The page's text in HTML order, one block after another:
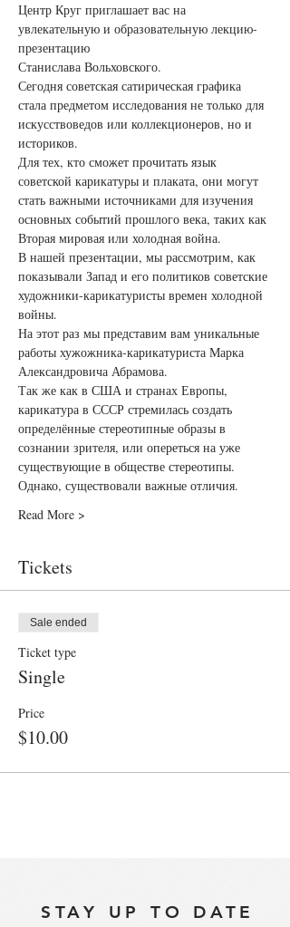
Центр Круг приглашает вас на
увлекательную и образовательную лекцию-
презентацию
Станислава Вольховского.
Сегодня советская сатирическая графика
стала предметом исследования не только для
искусствоведов или коллекционеров, но и
историков.
Для тех, кто сможет прочитать язык
советской карикатуры и плаката, они могут
стать важными источниками для изучения
основных событий прошлого века, таких как
Вторая мировая или холодная война.
В нашей презентации, мы рассмотрим, как
показывали Запад и его политиков советские
художники-карикатуристы времен холодной
войны.
На этот раз мы представим вам уникальные
работы хужожника-карикатуриста Марка
Александровича Абрамова.
Так же как в США и странах Европы,
карикатура в СССР стремилась создать
определённые стереотипные образы в
сознании зрителя, или опереться на уже
существующие в обществе стереотипы.
Однако, существовали важные отличия.
Read More >
Tickets
Sale ended
Ticket type
Single
Price
$10.00
STAY UP TO DATE